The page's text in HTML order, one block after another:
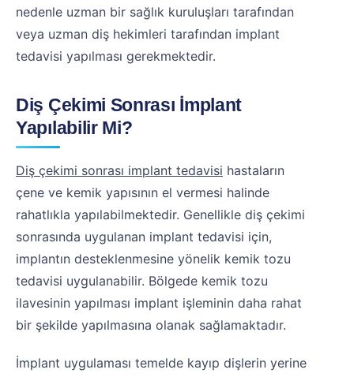
nedenle uzman bir sağlık kuruluşları tarafından
veya uzman diş hekimleri tarafından implant
tedavisi yapılması gerekmektedir.
Diş Çekimi Sonrası İmplant
Yapılabilir Mi?
Diş çekimi sonrası implant tedavisi hastaların
çene ve kemik yapısının el vermesi halinde
rahatlıkla yapılabilmektedir. Genellikle diş çekimi
sonrasında uygulanan implant tedavisi için,
implantın desteklenmesine yönelik kemik tozu
tedavisi uygulanabilir. Bölgede kemik tozu
ilavesinin yapılması implant işleminin daha rahat
bir şekilde yapılmasına olanak sağlamaktadır.
İmplant uygulaması temelde kayıp dişlerin yerine